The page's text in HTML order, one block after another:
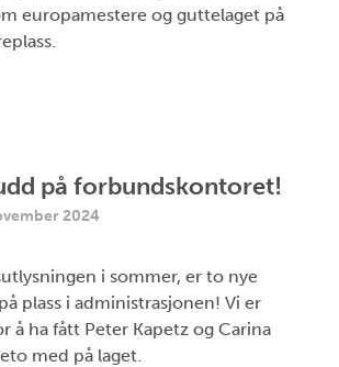
europamestere og guttelaget på
på forbundskontoret!
2024
i sommer, er to nye
plass i administrasjonen! Vi er
å ha fått Peter Kapetz og Carina
med på laget.